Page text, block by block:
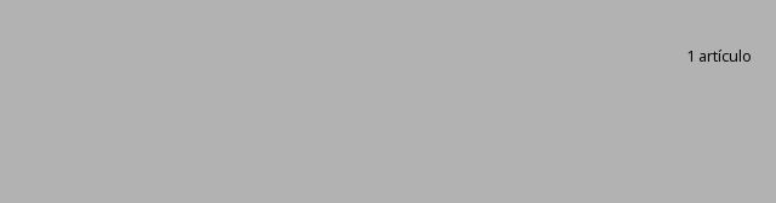
1 artículo